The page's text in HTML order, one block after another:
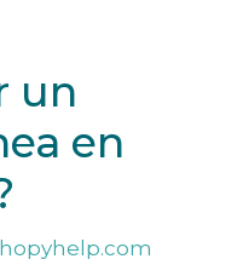
un
en